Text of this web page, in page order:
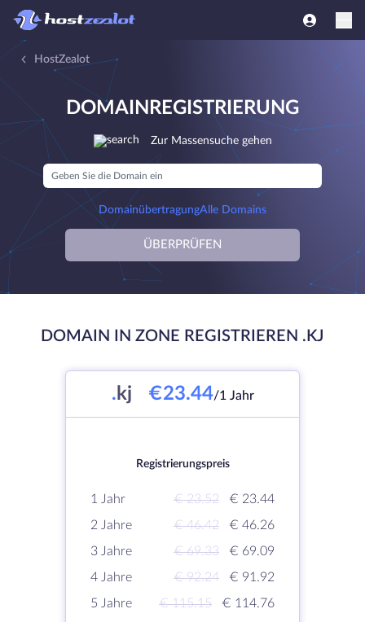
HostZealot
DOMAINREGISTRIERUNG
Zur Massensuche gehen
DomainübertragungAlle Domains
ÜBERPRÜFEN
DOMAIN IN ZONE REGISTRIEREN .KJ
. kj €23.44/1 Jahr
Registrierungspreis
1 Jahr € 23.52
€ 23.44
2 Jahre
€ 46.42
€ 46.26
3 Jahre
€ 69.33
€ 69.09
4 Jahre
€ 92.24
€ 91.92
5 Jahre
€ 115.15
€ 114.76